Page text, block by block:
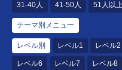
31-40人 41-50人 51人以
テーマ別メニュー
レベル別 レベル1 レベル2
レベル6 レベル7 レベル8